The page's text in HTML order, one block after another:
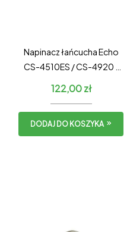
Napinacz łańcucha Echo
CS-4510ES / CS-4920 /
KOMPLETNY
122,00zł
DODAJ DO KOSZYKA